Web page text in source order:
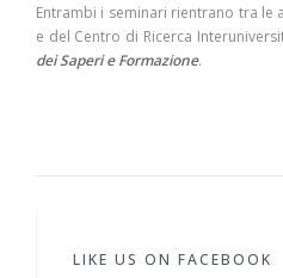
Entrambi i seminari rientrano tra le
e del Centro di Ricerca
dei Saperi e Formazione.
LIKE US ON FACEBOOK